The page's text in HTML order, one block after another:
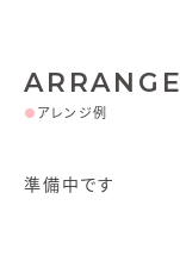
ARRANGE
● アレンジ例
準備中です